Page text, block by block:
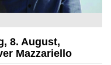
zu Gast beim Garda
8. August,
Mazzariello